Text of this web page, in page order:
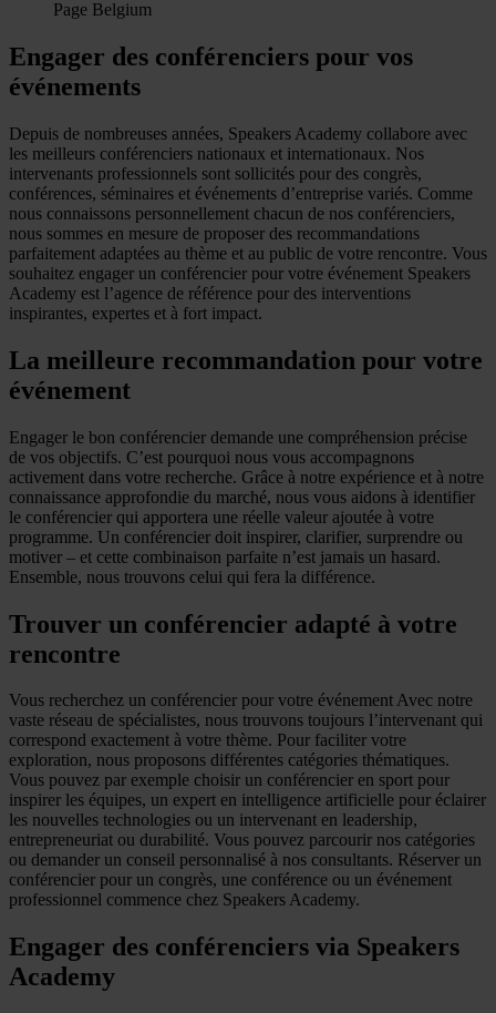
Page Belgium
Engager des conférenciers pour vos
événements
Depuis de nombreuses années, Speakers Academy collabore avec
les meilleurs conférenciers nationaux et internationaux. Nos
intervenants professionnels sont sollicités pour des congrès,
conférences, séminaires et événements d’entreprise variés. Comme
nous connaissons personnellement chacun de nos conférenciers,
nous sommes en mesure de proposer des recommandations
parfaitement adaptées au thème et au public de votre rencontre. Vous
souhaitez engager un conférencier pour votre événement Speakers
Academy est l’agence de référence pour des interventions
inspirantes, expertes et à fort impact.
La meilleure recommandation pour votre
événement
Engager le bon conférencier demande une compréhension précise
de vos objectifs. C’est pourquoi nous vous accompagnons
activement dans votre recherche. Grâce à notre expérience et à notre
connaissance approfondie du marché, nous vous aidons à identifier
le conférencier qui apportera une réelle valeur ajoutée à votre
programme. Un conférencier doit inspirer, clarifier, surprendre ou
motiver – et cette combinaison parfaite n’est jamais un hasard.
Ensemble, nous trouvons celui qui fera la différence.
Trouver un conférencier adapté à votre
rencontre
Vous recherchez un conférencier pour votre événement Avec notre
vaste réseau de spécialistes, nous trouvons toujours l’intervenant qui
correspond exactement à votre thème. Pour faciliter votre
exploration, nous proposons différentes catégories thématiques.
Vous pouvez par exemple choisir un conférencier en sport pour
inspirer les équipes, un expert en intelligence artificielle pour éclairer
les nouvelles technologies ou un intervenant en leadership,
entrepreneuriat ou durabilité. Vous pouvez parcourir nos catégories
ou demander un conseil personnalisé à nos consultants. Réserver un
conférencier pour un congrès, une conférence ou un événement
professionnel commence chez Speakers Academy.
Engager des conférenciers via Speakers
Academy